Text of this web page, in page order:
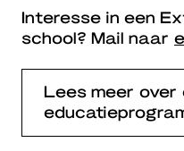
Interesse in een
school? Mail naar
Lees meer over